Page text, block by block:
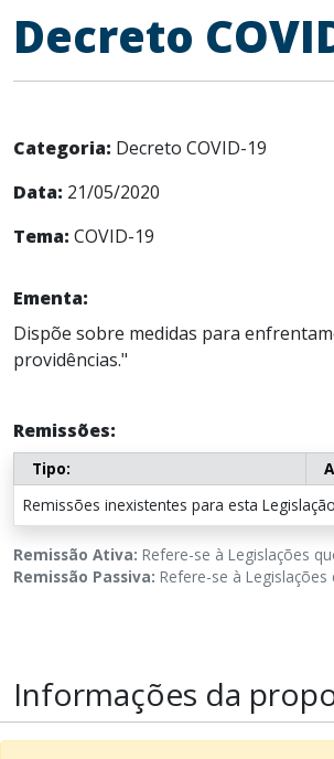
Decreto
Categoria: Decreto COVID-19
Data: 21/05/2020
Tema: COVID-19
Ementa:
Dispõe sobre medidas para
providências."
Remissões:
Tipo:
Remissões inexistentes para esta
Remissão Ativa: Refere-se à Legislações
Remissão Passiva: Refere-se à
Informações da